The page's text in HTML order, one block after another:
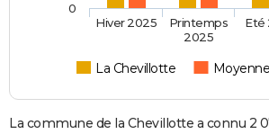
La Chevillotte
Hiver 2025
Printemps
2025
Eté
0
La commune de la Chevillotte a connu 2